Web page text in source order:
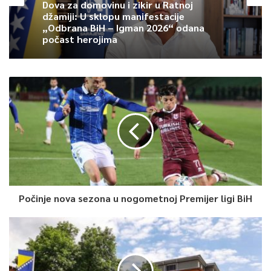
372.400 KM.
Grad Sarajevo i općine se obavezuju da iz svojih budžeta
osiguraju preostala sredstva potrebna za realizaciju ovih
Nadzor nad realizacijom projekata vršit će Zavod za izgradnju
KS, saopćeno je iz Službe za protokol i press KS.
0
Article Rating
Dova za domovinu i zikir u Ratnoj
džamiji: U sklopu manifestacije
„Odbrana BiH – Igman 2026“ odana
počast herojima
Počinje nova sezona u nogometnoj Premijer ligi BiH